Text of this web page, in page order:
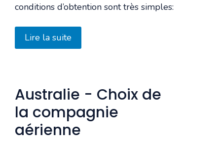
conditions d’obtention sont très simples:
Lire la suite
Australie - Choix de
la compagnie
aérienne